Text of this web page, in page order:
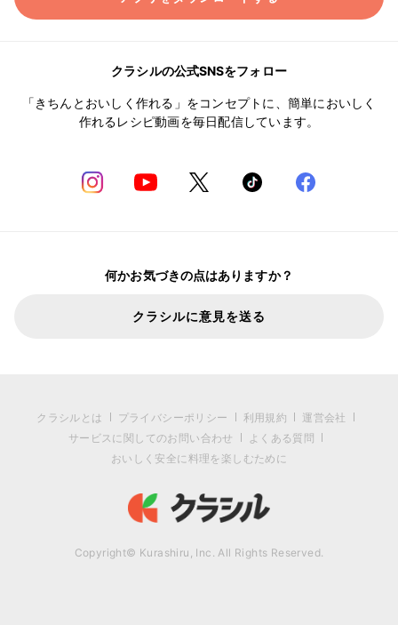
クラシルの公式SNSをフォロー
「きちんとおいしく作れる」をコンセプトに、簡単においしく
作れるレシピ動画を毎日配信しています。
何かお気づきの点はありますか？
クラシルに意見を送る
クラシルとは プライバシーポリシー 利用規約
運営会社
サービスに関してのお問い合わせ
よくある質問
おいしく安全に料理を楽しむために
Copyright© Kurashiru, Inc. All Rights Reserved.